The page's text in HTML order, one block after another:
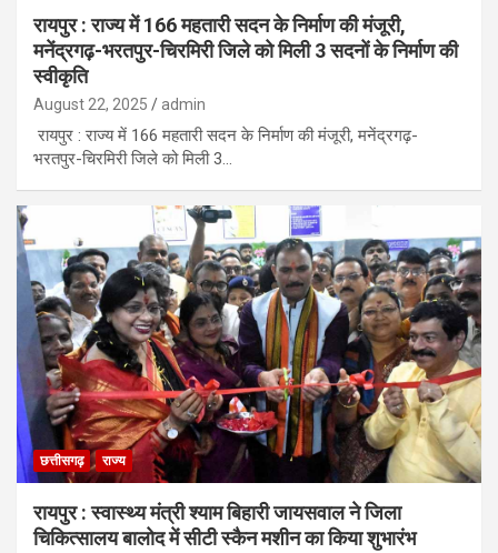
रायपुर : राज्य में 166 महतारी सदन के निर्माण की मंजूरी,
मनेंद्रगढ़-भरतपुर-चिरमिरी जिले को मिली 3 सदनों के निर्माण की
स्वीकृति
August 22, 2025 admin
रायपुर : राज्य में 166 महतारी सदन के निर्माण की मंजूरी, मनेंद्रगढ़-
भरतपुर-चिरमिरी जिले को मिली 3…
छत्तीसगढ़ राज्य
रायपुर : स्वास्थ्य मंत्री श्याम बिहारी जायसवाल ने जिला
चिकित्सालय बालोद में सीटी स्कैन मशीन का किया शुभारंभ